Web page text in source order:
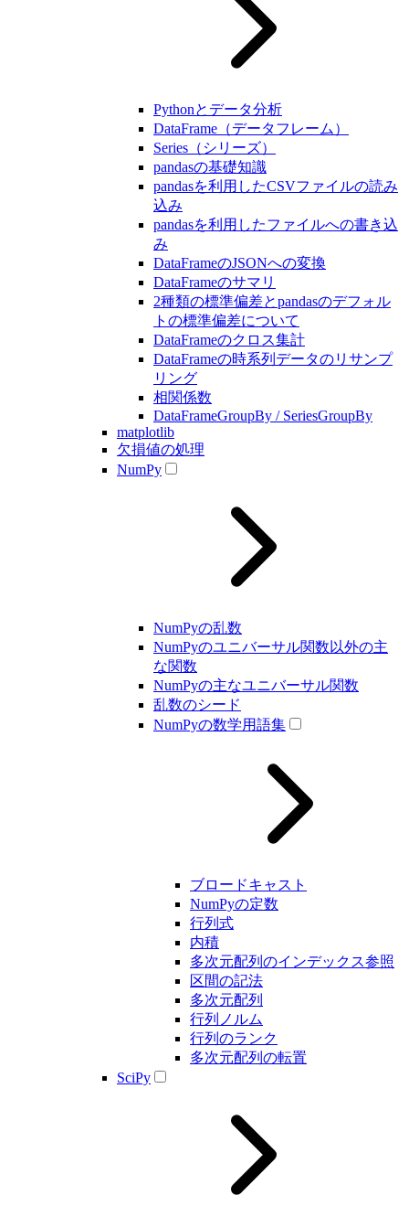
Pythonとデータ分析
DataFrame（データフレーム）
Series（シリーズ）
pandasの基礎知識
pandasを利用したCSVファイルの読み
込み
pandasを利用したファイルへの書き込
み
DataFrameのJSONへの変換
DataFrameのサマリ
2種類の標準偏差とpandasのデフォル
トの標準偏差について
DataFrameのクロス集計
DataFrameの時系列データのリサンプ
リング
相関係数
DataFrameGroupBy / SeriesGroupBy
matplotlib
欠損値の処理
NumPy
NumPyの乱数
NumPyのユニバーサル関数以外の主
な関数
NumPyの主なユニバーサル関数
乱数のシード
NumPyの数学用語集
ブロードキャスト
NumPyの定数
行列式
内積
多次元配列のインデックス参照
区間の記法
多次元配列
行列ノルム
行列のランク
多次元配列の転置
SciPy